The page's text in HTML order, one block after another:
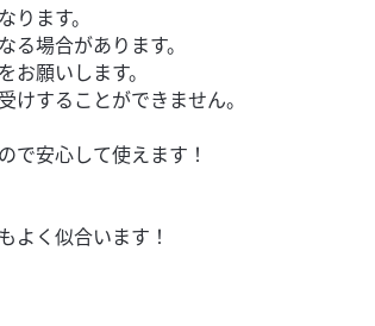
ます。
場合があります。
願いします。
けすることができません。
で安心して使えます！
よく似合います！